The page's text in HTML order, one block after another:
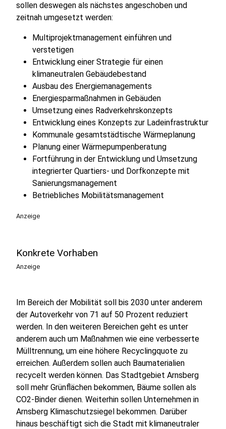
sollen deswegen als nächstes angeschoben und
zeitnah umgesetzt werden:
Multiprojektmanagement einführen und
verstetigen
Entwicklung einer Strategie für einen
klimaneutralen Gebäudebestand
Ausbau des Energiemanagements
Energiesparmaßnahmen in Gebäuden
Umsetzung eines Radverkehrskonzepts
Entwicklung eines Konzepts zur Ladeinfrastruktur
Kommunale gesamtstädtische Wärmeplanung
Planung einer Wärmepumpenberatung
Fortführung in der Entwicklung und Umsetzung
integrierter Quartiers- und Dorfkonzepte mit
Sanierungsmanagement
Betriebliches Mobilitätsmanagement
Anzeige
Konkrete Vorhaben
Anzeige
Im Bereich der Mobilität soll bis 2030 unter anderem
der Autoverkehr von 71 auf 50 Prozent reduziert
werden. In den weiteren Bereichen geht es unter
anderem auch um Maßnahmen wie eine verbesserte
Mülltrennung, um eine höhere Recyclingquote zu
erreichen. Außerdem sollen auch Baumaterialien
recycelt werden können. Das Stadtgebiet Arnsberg
soll mehr Grünflächen bekommen, Bäume sollen als
CO2-Binder dienen. Weiterhin sollen Unternehmen in
Arnsberg Klimaschutzsiegel bekommen. Darüber
hinaus beschäftigt sich die Stadt mit klimaneutraler